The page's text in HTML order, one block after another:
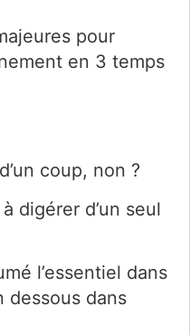
pour
en 3 temps
coup, non ?
digérer d’un seul
l’essentiel dans
dessous dans